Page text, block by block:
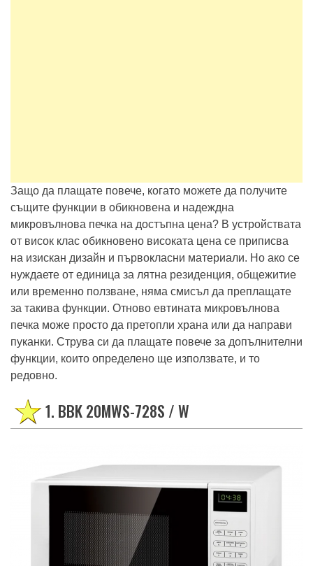
Защо да плащате повече, когато можете да получите
същите функции в обикновена и надеждна
микровълнова печка на достъпна цена? В устройствата
от висок клас обикновено високата цена се приписва
на изискан дизайн и първокласни материали. Но ако се
нуждаете от единица за лятна резиденция, общежитие
или временно ползване, няма смисъл да преплащате
за такива функции. Отново евтината микровълнова
печка може просто да претопли храна или да направи
пуканки. Струва си да плащате повече за допълнителни
функции, които определено ще използвате, и то
редовно.
1. BBK 20MWS-728S / W